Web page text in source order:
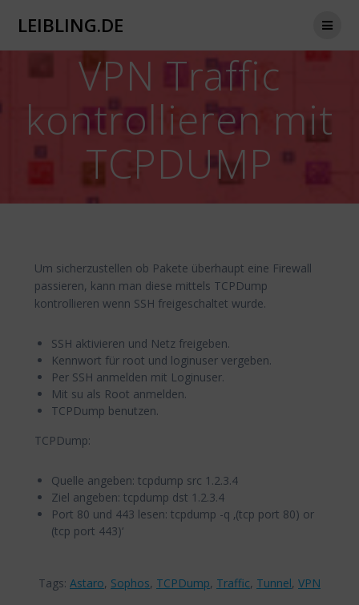
LEIBLING.DE
VPN Traffic
kontrollieren mit
TCPDUMP
Um sicherzustellen ob Pakete überhaupt eine Firewall
passieren, kann man diese mittels TCPDump
kontrollieren wenn SSH freigeschaltet wurde.
SSH aktivieren und Netz freigeben.
Kennwort für root und loginuser vergeben.
Per SSH anmelden mit Loginuser.
Mit su als Root anmelden.
TCPDump benutzen.
TCPDump:
Quelle angeben: tcpdump src 1.2.3.4
Ziel angeben: tcpdump dst 1.2.3.4
Port 80 und 443 lesen: tcpdump -q ‚(tcp port 80) or
(tcp port 443)‘
Tags: Astaro, Sophos, TCPDump, Traffic, Tunnel, VPN